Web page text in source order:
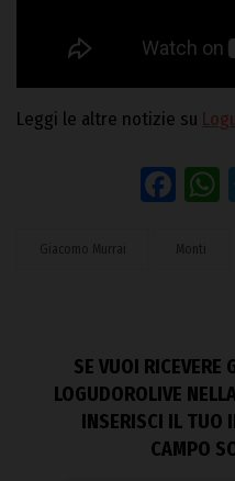
Leggi le altre notizie su
Giacomo Murrai Monti
SE VUOI RICEVERE
LOGUDOROLIVE
INSERISCI IL TUO
CAMPO